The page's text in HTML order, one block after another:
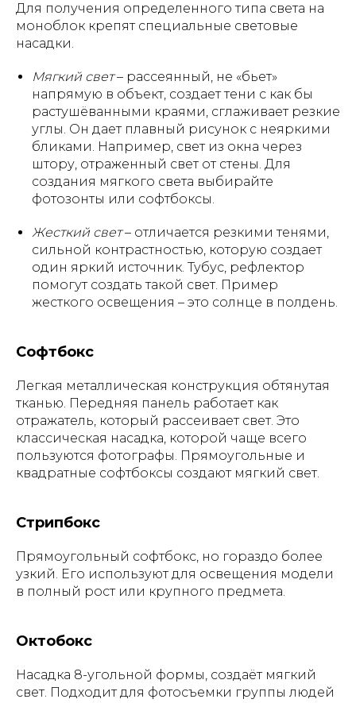
Для получения определенного типа света на
моноблок крепят специальные световые
насадки.
Мягкий свет– рассеянный, не «бьет»
напрямую в объект, создает тени с как бы
растушёванными краями, сглаживает резкие
углы. Он дает плавный рисунок с неяркими
бликами. Например, свет из окна через
штору, отраженный свет от стены. Для
создания мягкого света выбирайте
фотозонты или софтбоксы.
Жесткий свет– отличается резкими тенями,
сильной контрастностью, которую создает
один яркий источник. Тубус, рефлектор
помогут создать такой свет. Пример
жесткого освещения – это солнце в полдень.
Софтбокс
Легкая металлическая конструкция обтянутая
тканью. Передняя панель работает как
отражатель, который рассеивает свет. Это
классическая насадка, которой чаще всего
пользуются фотографы. Прямоугольные и
квадратные софтбоксы создают мягкий свет.
Стрипбокс
Прямоугольный софтбокс, но гораздо более
узкий. Его используют для освещения модели
в полный рост или крупного предмета.
Октобокс
Насадка 8-угольной формы, создаёт мягкий
свет. Подходит для фотосъемки группы людей